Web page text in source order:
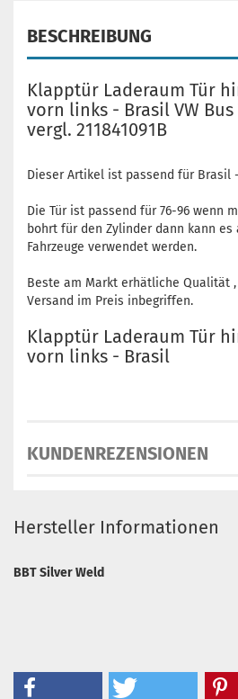
BESCHREIBUNG
Klapptür Laderaum Tür
vorn links - Brasil VW Bus
vergl. 211841091B
Dieser Artikel ist passend für Brasil
Die Tür ist passend für 76-96 wenn
bohrt für den Zylinder dann kann
Fahrzeuge verwendet werden.
Beste am Markt erhätliche Qualität
Versand im Preis inbegriffen.
Klapptür Laderaum Tür
vorn links - Brasil
KUNDENREZENSIONEN
Hersteller Informationen
BBT Silver Weld